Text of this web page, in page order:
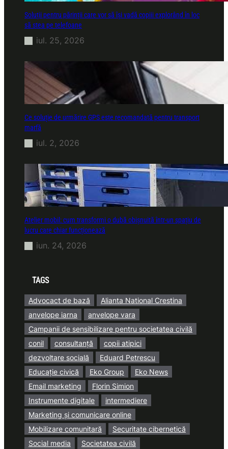
Soluții pentru părinții care vor să își vadă copiii explorând în loc
să stea pe telefoane
iul. 25, 2026
Ce soluție de urmărire GPS este recomandată pentru transport
marfă
iul. 2, 2026
Atelier mobil: cum transformi o dubă obișnuită într-un spațiu de
lucru care chiar funcționează
iun. 24, 2026
TAGS
Advocact de bază
Alianta National Crestina
anvelope iarna
anvelope vara
Campanii de sensibilizare pentru societatea civilă
conil
consultanță
copii atipici
dezvoltare socială
Eduard Petrescu
Educație civică
Eko Group
Eko News
Email marketing
Florin Simion
Instrumente digitale
intermediere
Marketing și comunicare online
Mobilizare comunitară
Securitate cibernetică
Social media
Societatea civilă